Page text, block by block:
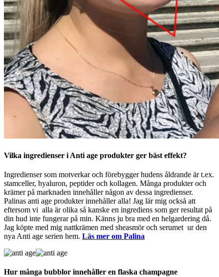
Vilka ingredienser i Anti age produkter ger bäst effekt?
Ingredienser som motverkar och förebygger hudens åldrande är t.ex.
stamceller, hyaluron, peptider och kollagen. Många produkter och
krämer på marknaden innehåller någon av dessa ingredienser.
Palinas anti age produkter innehåller alla! Jag lär mig också att
eftersom vi alla är olika så kanske en ingrediens som ger resultat på
din hud inte fungerar på min. Känns ju bra med en helgardering då.
Jag köpte med mig nattkrämen med sheasmör och serumet ur den
nya Anti age serien hem. Läs mer om Palina
Hur många bubblor innehåller en flaska champagne